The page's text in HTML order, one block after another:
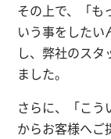
その上で、「も
いう事をしたい
し、弊社のス
ました。
さらに、「こ
からお客様へご